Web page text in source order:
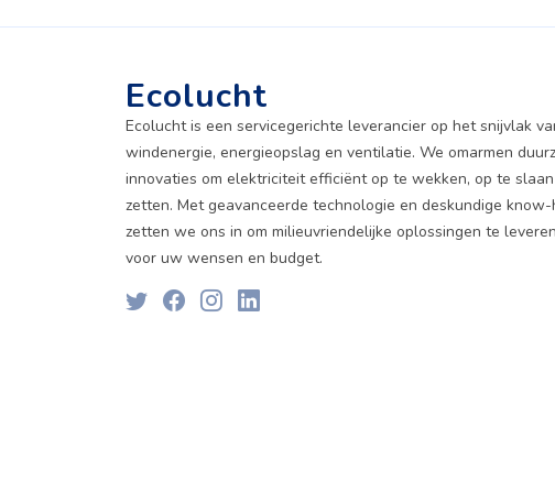
Ecolucht
Ecolucht is een servicegerichte leverancier op het snijvlak
windenergie, energieopslag en ventilatie. We omarmen
innovaties om elektriciteit efficiënt op te wekken, op te
zetten. Met geavanceerde technologie en deskundige
zetten we ons in om milieuvriendelijke oplossingen te
voor uw wensen en budget.